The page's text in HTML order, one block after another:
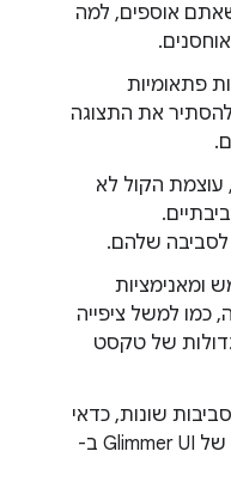
אוספים, למה
פתאומיות
את התצוגה
עוצמת הקול לא
שלהם.
כמו למשל ציפייה
של טקסט
שונות, כדאי
לפעול לפי השיטות המומלצות של Glimmer UI ב-